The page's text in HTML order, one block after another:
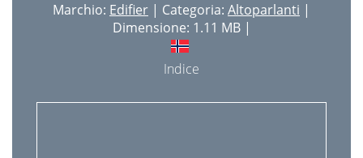
Marchio: Edifier | Categoria: Altoparlanti |
Dimensione: 1.11 MB |
Indice